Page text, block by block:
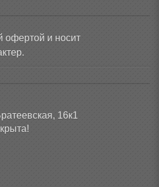
офертой и носит
16к1